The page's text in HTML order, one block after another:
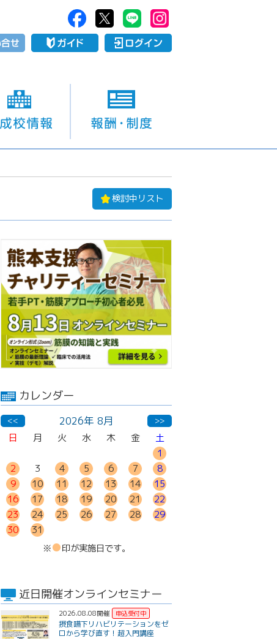
検討中リスト
カレンダー
<< 2026年 8月 >>
日 月 火 水 木 金
土
1
2
3 4 5 6 7
8
9
10 11 12 13 14
15
16
17 18 19 20 21
22
23
24 25 26 27 28
29
30
31
※●印が実施日です。
近日開催オンラインセミナー
2026.08.08開催
摂食嚥下リハビリテーションをゼ
ロから学び直す！超入門講座